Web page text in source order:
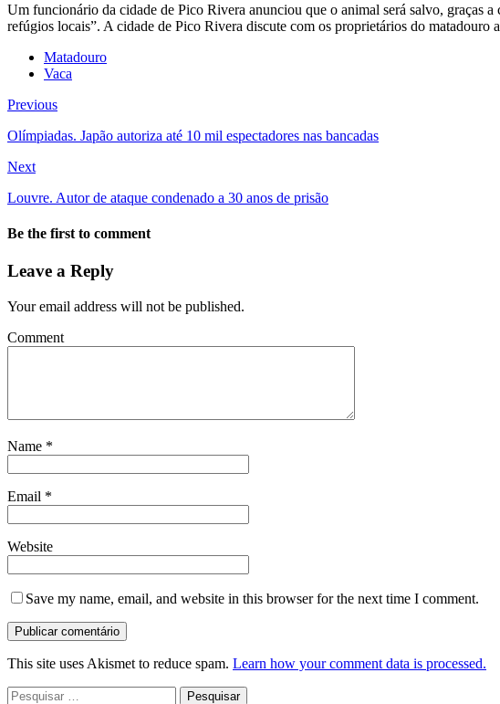
Um funcionário da cidade de Pico Rivera anunciou que o animal será salvo, graças
refúgios locais”. A cidade de Pico Rivera discute com os proprietários do
Matadouro
Vaca
Previous
Olímpiadas. Japão autoriza até 10 mil espectadores nas bancadas
Next
Louvre. Autor de ataque condenado a 30 anos de prisão
Be the first to comment
Leave a Reply
Your email address will not be published.
Comment
Name *
Email *
Website
Save my name, email, and website in this browser for the next time I comment.
This site uses Akismet to reduce spam. Learn how your comment data is processed.
Pesquisar